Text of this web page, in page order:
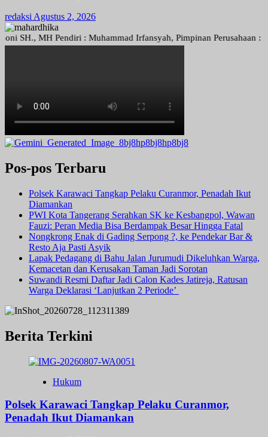
redaksi Agustus 2, 2026
MH Pendiri : Muhammad Irfansyah, Pimpinan Perusahaan :
Pos-pos Terbaru
Polsek Karawaci Tangkap Pelaku Curanmor, Penadah Ikut
Diamankan
PWI Kota Tangerang Serahkan SK ke Kesbangpol, Wawan
Fauzi: Peran Media Bisa Berdampak Besar Hingga Fatal
Nongkrong Enak di Gading Serpong ?, ke Pendekar Bar &
Resto Aja Pasti Asyik
Lapak Pedagang di Bahu Jalan Jurumudi Dikeluhkan Warga,
Kemacetan dan Kerusakan Taman Jadi Sorotan
Suwandi Resmi Daftar Jadi Calon Kades Jatireja, Ratusan
Warga Deklarasi ‘Lanjutkan 2 Periode’
Berita Terkini
Hukum
Polsek Karawaci Tangkap Pelaku Curanmor,
Penadah Ikut Diamankan